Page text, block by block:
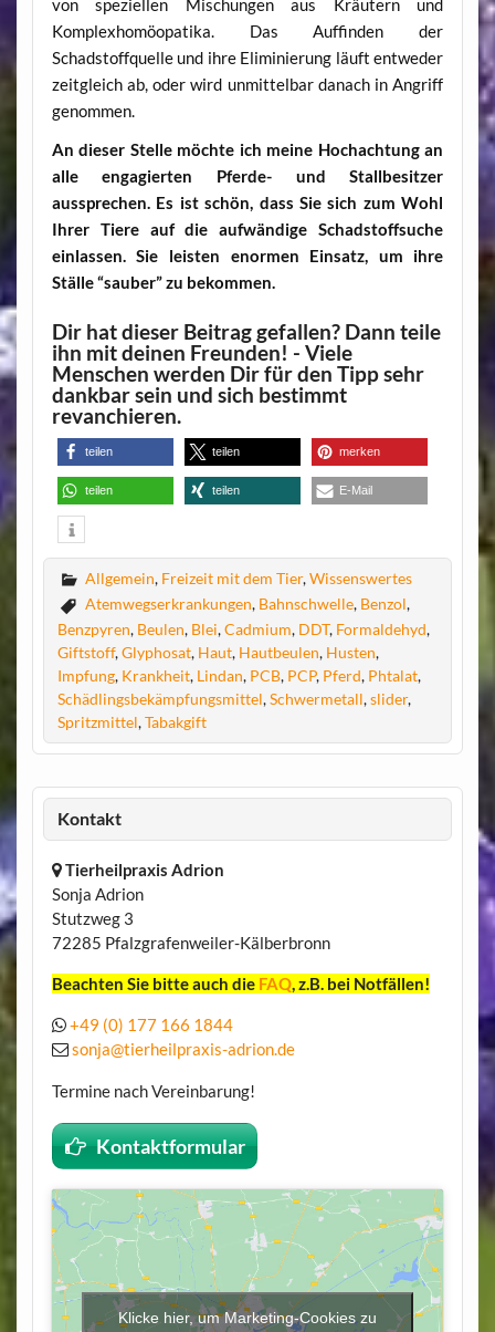
von speziellen Mischungen aus Kräutern und
Komplexhomöopatika. Das Auffinden der
Schadstoffquelle und ihre Eliminierung läuft entweder
zeitgleich ab, oder wird unmittelbar danach in Angriff
genommen.
An dieser Stelle möchte ich meine Hochachtung an
alle engagierten Pferde- und Stallbesitzer
aussprechen. Es ist schön, dass Sie sich zum Wohl
Ihrer Tiere auf die aufwändige Schadstoffsuche
einlassen. Sie leisten enormen Einsatz, um ihre
Ställe “sauber” zu bekommen.
Dir hat dieser Beitrag gefallen? Dann teile
ihn mit deinen Freunden! - Viele
Menschen werden Dir für den Tipp sehr
dankbar sein und sich bestimmt
revanchieren.
teilen teilen merken
teilen teilen E-Mail
Allgemein, Freizeit mit dem Tier,Wissenswertes
Atemwegserkrankungen, Bahnschwelle, Benzol,
Benzpyren, Beulen, Blei,Cadmium, DDT, Formaldehyd,
Giftstoff,Glyphosat, Haut, Hautbeulen, Husten,
Impfung, Krankheit, Lindan, PCB, PCP, Pferd, Phtalat,
Schädlingsbekämpfungsmittel,Schwermetall,slider,
Spritzmittel,Tabakgift
Kontakt
Tierheilpraxis Adrion
Sonja Adrion
Stutzweg 3
72285 Pfalzgrafenweiler-Kälberbronn
Beachten Sie bitte auch die FAQ, z.B. bei Notfällen!
+49 (0) 177 166 1844
sonja@tierheilpraxis-adrion.de
Termine nach Vereinbarung!
Kontaktformular
Klicke hier, um Marketing-Cookies zu